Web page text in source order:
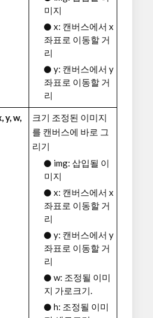
미지
x: 캔버스에서 x
좌표로 이동할 거
리
y: 캔버스에서 y
좌표로 이동할 거
리
y, w,
크기 조정된 이미지
를 캔버스에 바로 그
리기
img: 삽입될 이
미지
x: 캔버스에서 x
좌표로 이동할 거
리
y: 캔버스에서 y
좌표로 이동할 거
리
w: 조정될 이미
지 가로크기.
h: 조정될 이미